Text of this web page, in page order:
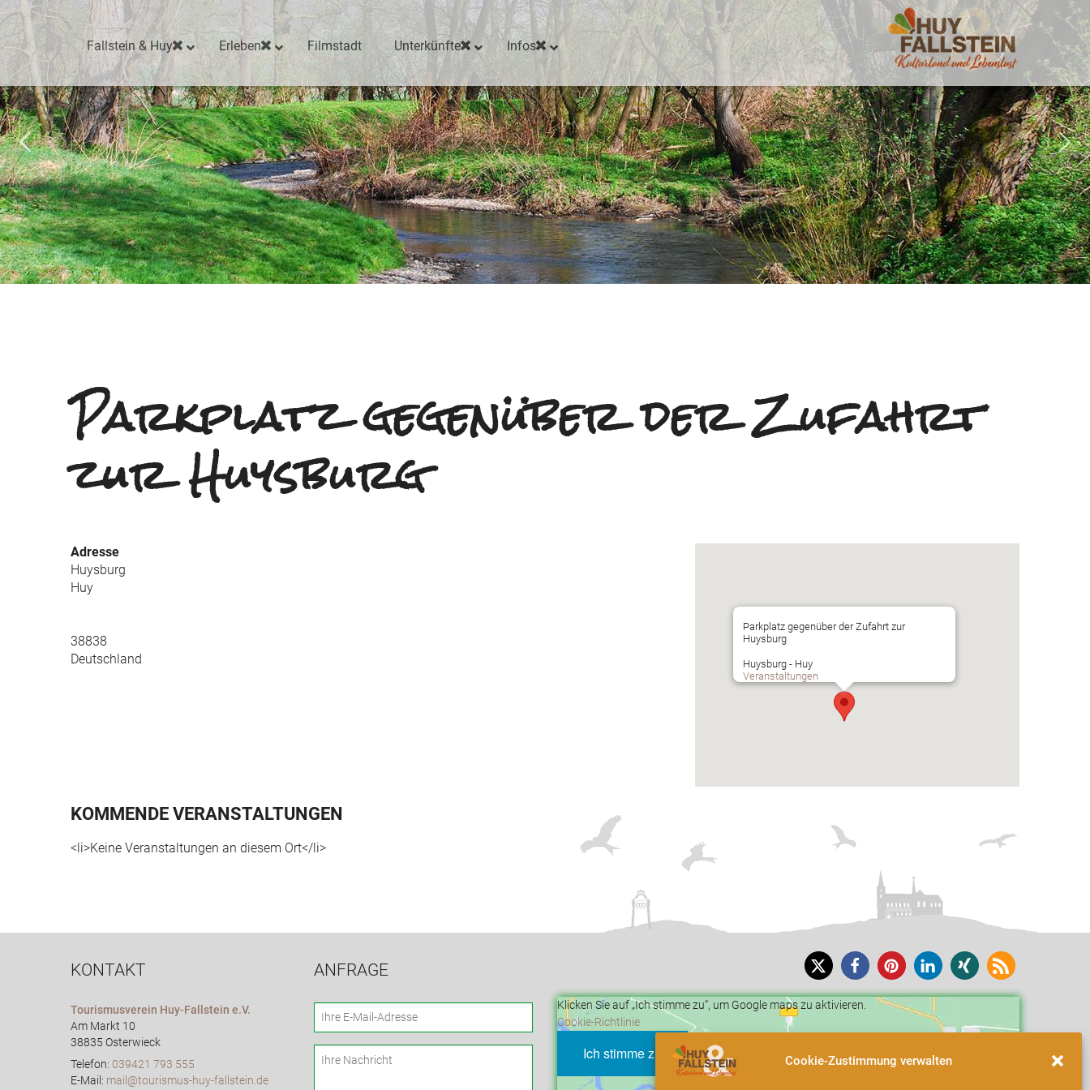
Cookie-Zustimmung verwalten
Fallstein & Huy Erleben Filmstadt Unterkünfte Infos
Ilsefluss
Parkplatz gegenüber der Zufahrt
zur Huysburg
Parkplatz gegenüber der Zufahrt zur
Huysburg
Huysburg - Huy
Veranstaltungen
Adresse
Huysburg
Huy
38838
Deutschland
KOMMENDE VERANSTALTUNGEN
<li>Keine Veranstaltungen an diesem Ort</li>
KONTAKT
Tourismusverein Huy-Fallstein e.V.
Am Markt 10
38835 Osterwieck
Telefon: 039421 793 555
E-Mail: mail@tourismus-huy-fallstein.de
ANFRAGE
Klicken Sie auf „Ich stimme zu“, um Google maps zu aktivieren.
Cookie-Richtlinie
Ich stimme zu